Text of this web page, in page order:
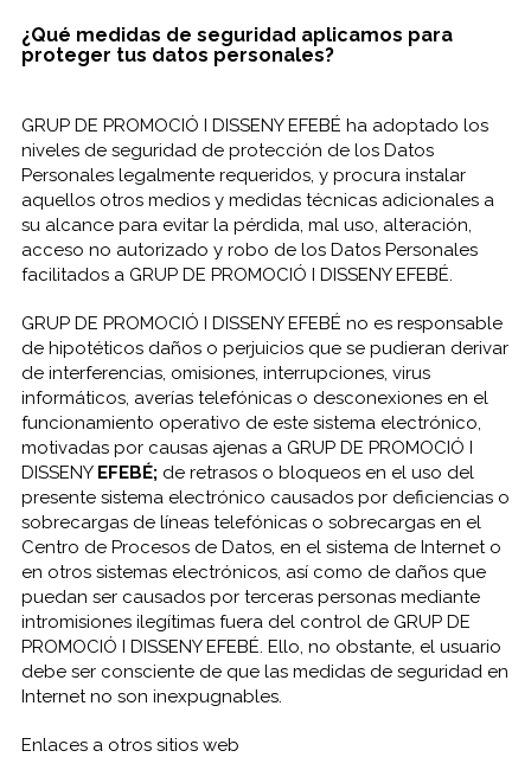
¿Qué medidas de seguridad aplicamos para
proteger tus datos personales?
GRUP DE PROMOCIÓ I DISSENY EFEBÉ ha adoptado los
niveles de seguridad de protección de los Datos
Personales legalmente requeridos, y procura instalar
aquellos otros medios y medidas técnicas adicionales a
su alcance para evitar la pérdida, mal uso, alteración,
acceso no autorizado y robo de los Datos Personales
facilitados a GRUP DE PROMOCIÓ I DISSENY EFEBÉ.
GRUP DE PROMOCIÓ I DISSENY EFEBÉ no es responsable
de hipotéticos daños o perjuicios que se pudieran derivar
de interferencias, omisiones, interrupciones, virus
informáticos, averías telefónicas o desconexiones en el
funcionamiento operativo de este sistema electrónico,
motivadas por causas ajenas a GRUP DE PROMOCIÓ I
DISSENY EFEBÉ; de retrasos o bloqueos en el uso del
presente sistema electrónico causados por deficiencias o
sobrecargas de líneas telefónicas o sobrecargas en el
Centro de Procesos de Datos, en el sistema de Internet o
en otros sistemas electrónicos, así como de daños que
puedan ser causados por terceras personas mediante
intromisiones ilegítimas fuera del control de GRUP DE
PROMOCIÓ I DISSENY EFEBÉ. Ello, no obstante, el usuario
debe ser consciente de que las medidas de seguridad en
Internet no son inexpugnables.
Enlaces a otros sitios web